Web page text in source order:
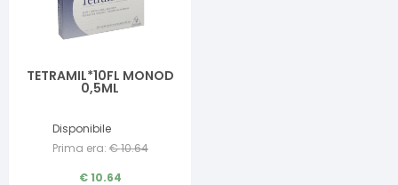
TETRAMIL*10FL MONOD
0,5ML
Disponibile
Prima era: €10.64
€10.64